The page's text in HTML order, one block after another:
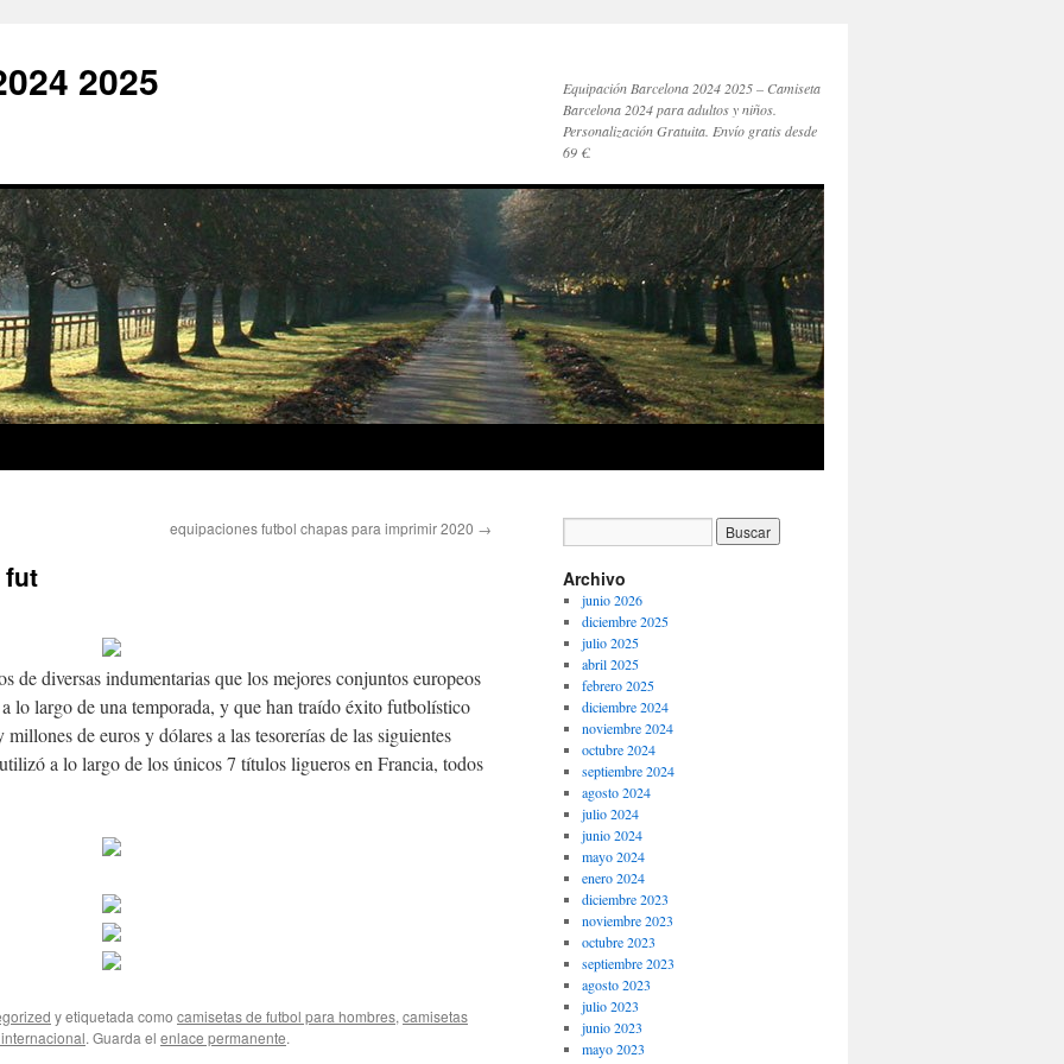
2025
Equipación Barcelona 2024 2025 – Camiseta
Barcelona 2024 para adultos y niños.
Personalización Gratuita. Envío gratis desde
69 €.
equipaciones futbol chapas para imprimir 2020 →
fut
de diversas indumentarias que los mejores conjuntos europeos
lo largo de una temporada, y que han traído éxito futbolístico
de euros y dólares a las tesorerías de las siguientes
a lo largo de los únicos 7 títulos ligueros en Francia, todos
y etiquetada como camisetas de futbol para hombres, camisetas
. Guarda el enlace permanente.
Archivo
junio 2026
diciembre 2025
julio 2025
abril 2025
febrero 2025
diciembre 2024
noviembre 2024
octubre 2024
septiembre 2024
agosto 2024
julio 2024
junio 2024
mayo 2024
enero 2024
diciembre 2023
noviembre 2023
octubre 2023
septiembre 2023
agosto 2023
julio 2023
junio 2023
mayo 2023